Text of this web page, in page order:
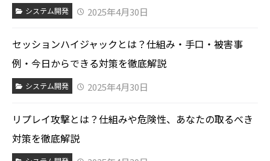
システム開発 2025年4月30日
セッションハイジャックとは？仕組み・手口・被害事
例・今日からできる対策を徹底解説
システム開発 2025年4月30日
リプレイ攻撃とは？仕組みや危険性、あなたの取るべき
対策を徹底解説